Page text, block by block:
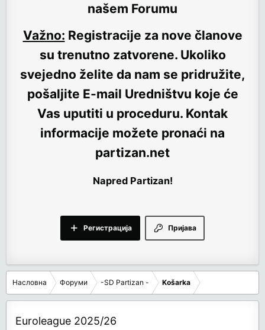
našem Forumu
Važno: Registracije za nove članove
su trenutno zatvorene. Ukoliko
svejedno želite da nam se pridružite,
pošaljite E-mail Uredništvu koje će
Vas uputiti u proceduru. Kontak
informacije možete pronaći na
partizan.net
Napred Partizan!
Пријава
Регистрација
Насловна Форуми -SD Partizan - Košarka
Euroleague 2025/26